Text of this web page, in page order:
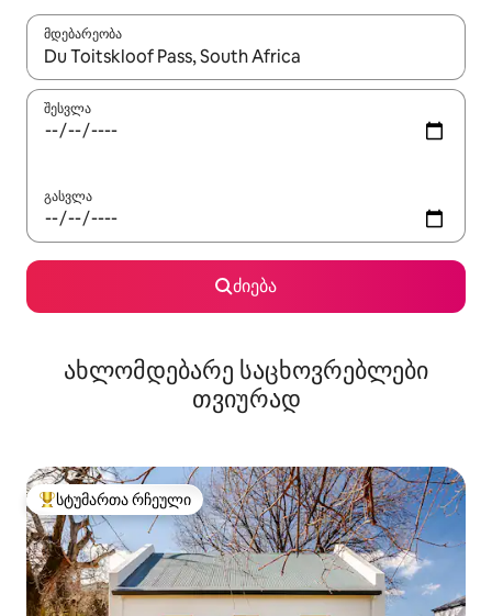
მდებარეობა
როცა შედეგები ხელმისაწვდომი გახდება, ნავიგაციისთვის
შესვლა
გასვლა
ძიება
ახლომდებარე საცხოვრებლები
თვიურად
სტუმართა რჩეული მოწინავე ვარიანტი
სტუმართა რჩეული